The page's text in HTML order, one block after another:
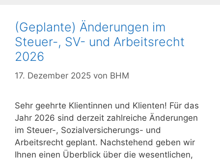
(Geplante) Änderungen im
Steuer-, SV- und Arbeitsrecht
2026
17. Dezember 2025 von BHM
Sehr geehrte Klientinnen und Klienten! Für das
Jahr 2026 sind derzeit zahlreiche Änderungen
im Steuer-, Sozialversicherungs- und
Arbeitsrecht geplant. Nachstehend geben wir
Ihnen einen Überblick über die wesentlichen,